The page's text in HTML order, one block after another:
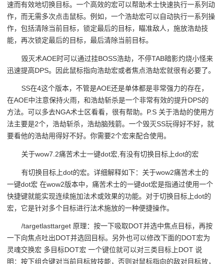
速而有效地切换目标。一个高效的宏可以帮助术士快速执行一系列动
作，而无需多次点击鼠标。例如，一个浩劫宏可以自动执行一系列操
作，包括清除当前目标，锁定最后的目标，瞄准敌人，施放浩劫技
能，再次锁定最后的目标，最后清除当前目标。
毁灭术AOE时可以通过挂BOSS浩劫，不停TAB暗影灼烧小怪来
迅速提高DPS。因此鼠标指向浩劫宏或者焦点浩劫宏就很有必要了。
SS在4这个版本，不管是AOE还是单体都是非常强力的存在，
在AOE中注意保持火雨，和浩劫斩杀是一个非常有效的提升DPS的
方法。可以多去NGA术士区看看，很有帮助。P.S 关于浩劫的使用方
法主要是2个，浩劫斩杀，浩劫脑残箭。一个毁灭SS玩得好不好，就
要看他的浩劫用得好不好。你需要2个宏来配合使用。
关于wow7.2痛苦术士一键dot宏,有没有切换目标上dot的宏
有切换目标上dot的宏。详细解释如下：关于wow2痛苦术士的
一键dot宏 在wow2版本中，痛苦术士的一键dot宏是指通过使用一个
快捷键就能实现连续施加法术或效果的功能。对于切换目标上dot的
宏，它是针对多个目标进行法术施放的一种便捷操作。
/targetlasttarget 原理：按一下吸取DOT并选中焦点目标，再按
一下向焦点吐出DOT并选回目标。另外也可以修改下面的DOT宏为
灵魂交换宏 多目标DOT宏 一个键位就可以对三类目标上DOT 说
明：按下组合键对当前目标放技能，否则对鼠标指向的敌对目标放，